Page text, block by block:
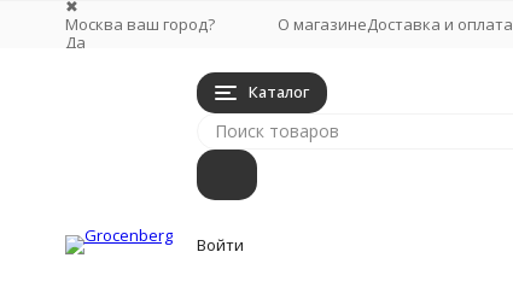
✖
Москва ваш город?
Да
О магазинеДоставка и оплата
Каталог
Войти